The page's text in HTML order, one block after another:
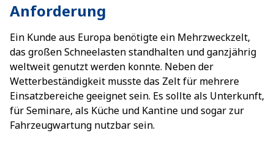
Anforderung
Ein Kunde aus Europa benötigte ein Mehrzweckzelt,
das großen Schneelasten standhalten und ganzjährig
weltweit genutzt werden konnte. Neben der
Wetterbeständigkeit musste das Zelt für mehrere
Einsatzbereiche geeignet sein. Es sollte als Unterkunft,
für Seminare, als Küche und Kantine und sogar zur
Fahrzeugwartung nutzbar sein.